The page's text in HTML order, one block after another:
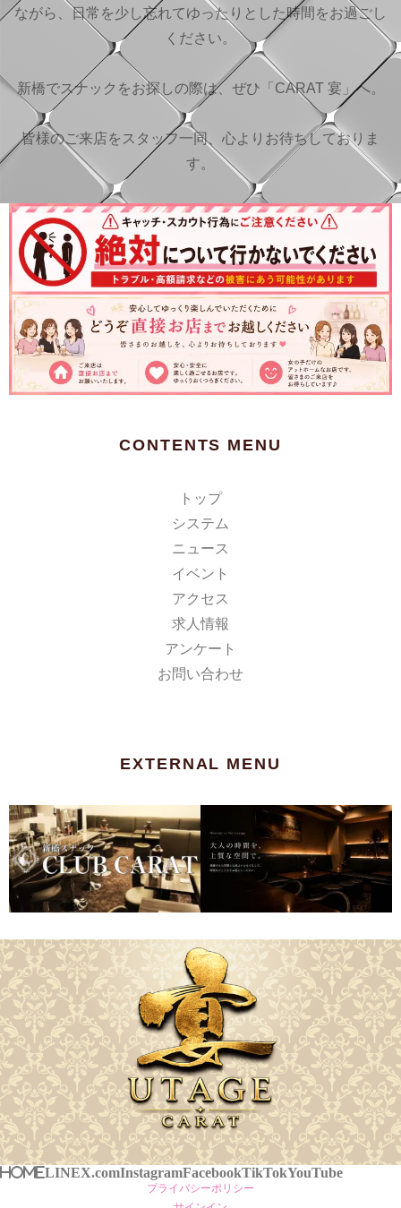
ながら、日常を少し忘れてゆったりとした時間をお過ごし
ください。
新橋でスナックをお探しの際は、ぜひ「CARAT 宴」へ。
皆様のご来店をスタッフ一同、心よりお待ちしておりま
す。
CONTENTS MENU
トップ
システム
ニュース
イベント
アクセス
求人情報
アンケート
お問い合わせ
EXTERNAL MENU
HOMELINEX.comInstagramFacebookTikTokYouTube
プライバシーポリシー